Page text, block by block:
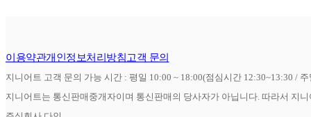
이용약관개인정보처리방침고객 문의
지니어트 고객 문의 가능 시간 : 평일 10:00 ~ 18:00(점심시간 12:30~13:30 /
지니어트는 통신판매중개자이며 통신판매의 당사자가 아닙니다. 따라서 지